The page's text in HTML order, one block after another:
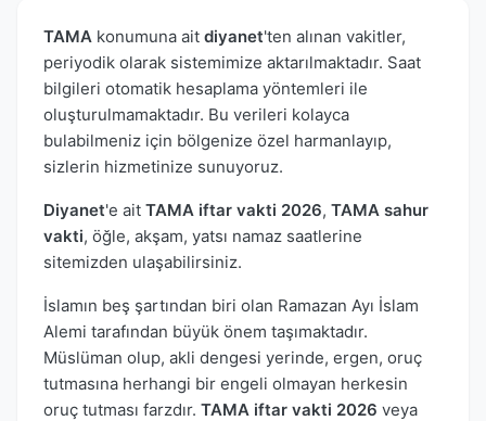
TAMA konumuna ait diyanet'ten alınan vakitler,
periyodik olarak sistemimize aktarılmaktadır. Saat
bilgileri otomatik hesaplama yöntemleri ile
oluşturulmamaktadır. Bu verileri kolayca
bulabilmeniz için bölgenize özel harmanlayıp,
sizlerin hizmetinize sunuyoruz.
Diyanet'e ait TAMA iftar vakti 2026, TAMA sahur
vakti, öğle, akşam, yatsı namaz saatlerine
sitemizden ulaşabilirsiniz.
İslamın beş şartından biri olan Ramazan Ayı İslam
Alemi tarafından büyük önem taşımaktadır.
Müslüman olup, akli dengesi yerinde, ergen, oruç
tutmasına herhangi bir engeli olmayan herkesin
oruç tutması farzdır. TAMA iftar vakti 2026 veya